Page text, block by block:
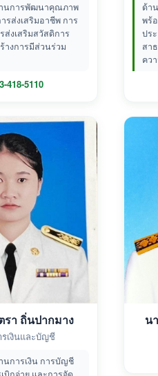
นการพัฒนาคุณภาพ
รส่งเสริมอาชีพ การ
งเสริมสวัสดิการ
างการมีส่วนร่วม
418-5110
ด้า
พร้
ปร
สา
คว
รา ถิ่นปากมาง
เงินและบัญชี
นการเงิน การบัญชี
น